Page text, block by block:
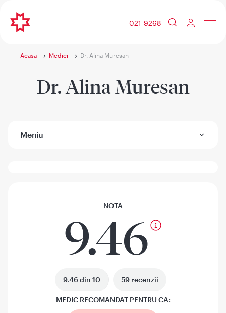
021 9268
Acasa Medici Dr. Alina Muresan
Dr. Alina Muresan
Meniu
NOTA
9.46
9.46 din 10 59 recenzii
MEDIC RECOMANDAT PENTRU CA: